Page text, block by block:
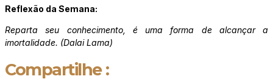
Reflexão da Semana:
Reparta seu conhecimento, é uma forma de alcançar a
imortalidade. (Dalai Lama)
Compartilhe :